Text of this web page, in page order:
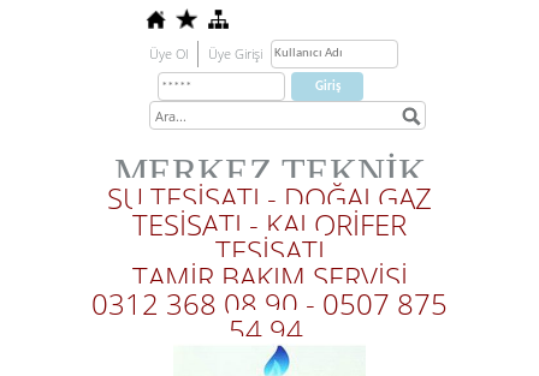
Üye Ol Üye Girişi
MERKEZ TEKNİK
SU TESİSATI - DOĞALGAZ
TESİSATI - KALORİFER
TESİSATI
TAMİR BAKIM SERVİSİ
0312 368 08 90 - 0507 875
54 94